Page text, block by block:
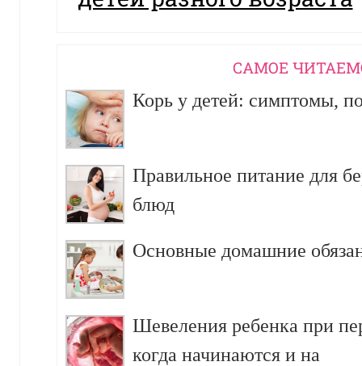
CАМОЕ
Корь у детей: симптомы,
Правильное питание для
блюд
Основные домашние
Шевеления ребенка при
когда начинаются и на